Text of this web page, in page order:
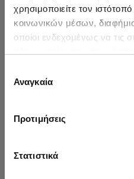
χρησιμοποιείτε τον
κοινωνικών μέσων,
οποίοι ενδεχομένως να τις
των υπηρεσιών τους.
συγκατάθεσης
Αναγκαία
Προτιμήσεις
Στατιστικά
Bokserice za decake/tinejdzere
Od 1558 Дин. Do 1593 Дин.